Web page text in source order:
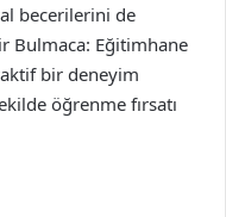
becerilerini de
Bulmaca: Eğitimhane
bir deneyim
öğrenme fırsatı